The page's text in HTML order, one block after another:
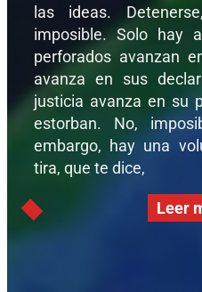
las ideas.
imposible. Solo hay
perforados avanzan
avanza en sus
justicia avanza en su
estorban. No,
embargo, hay una
tira, que te dice,
Leer